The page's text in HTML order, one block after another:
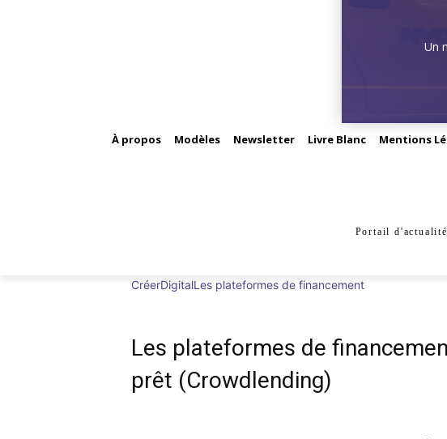
Un
À propos Modèles Newsletter Livre Blanc Mentions
Portail
CréerDigitalLes plateformes de financement
Les plateformes de
prêt (Crowdlending)